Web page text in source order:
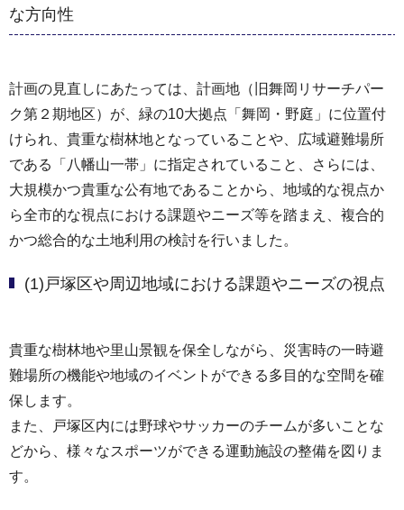
な方向性
計画の見直しにあたっては、計画地（旧舞岡リサーチパー
ク第２期地区）が、緑の10大拠点「舞岡・野庭」に位置付
けられ、貴重な樹林地となっていることや、広域避難場所
である「八幡山一帯」に指定されていること、さらには、
大規模かつ貴重な公有地であることから、地域的な視点か
ら全市的な視点における課題やニーズ等を踏まえ、複合的
かつ総合的な土地利用の検討を行いました。
(1)戸塚区や周辺地域における課題やニーズの視点
貴重な樹林地や里山景観を保全しながら、災害時の一時避
難場所の機能や地域のイベントができる多目的な空間を確
保します。
また、戸塚区内には野球やサッカーのチームが多いことな
どから、様々なスポーツができる運動施設の整備を図りま
す。